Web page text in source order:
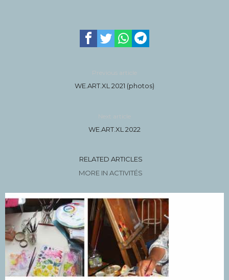
Previous article
WE.ART.XL 2021 (photos)
Next article
WE.ART.XL 2022
RELATED ARTICLES
MORE IN ACTIVITÉS